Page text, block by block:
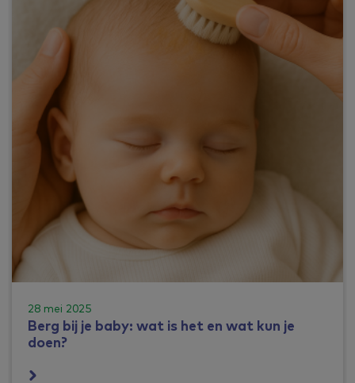
28 mei 2025
Berg bij je baby: wat is het en wat kun je
doen?